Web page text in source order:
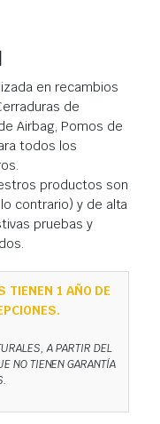
en recambios
de
Airbag, Pomos de
todos los
productos son
contrario) y de alta
pruebas y
TIENEN 1 AÑO DE
A PARTIR DEL
NO TIENEN GARANTÍA